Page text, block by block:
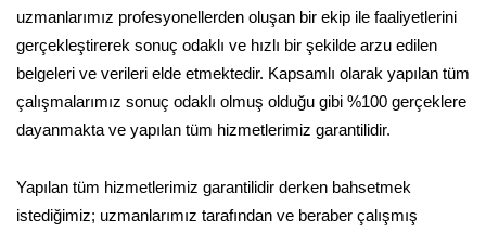
uzmanlarımız profesyonellerden oluşan bir ekip ile faaliyetlerini
gerçekleştirerek sonuç odaklı ve hızlı bir şekilde arzu edilen
belgeleri ve verileri elde etmektedir. Kapsamlı olarak yapılan tüm
çalışmalarımız sonuç odaklı olmuş olduğu gibi %100 gerçeklere
dayanmakta ve yapılan tüm hizmetlerimiz garantilidir.
Yapılan tüm hizmetlerimiz garantilidir derken bahsetmek
istediğimiz; uzmanlarımız tarafından ve beraber çalışmış